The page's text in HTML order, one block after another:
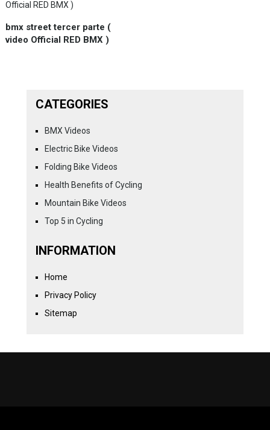
bmx street tercer parte (
video Official RED BMX )
CATEGORIES
BMX Videos
Electric Bike Videos
Folding Bike Videos
Health Benefits of Cycling
Mountain Bike Videos
Top 5 in Cycling
INFORMATION
Home
Privacy Policy
Sitemap